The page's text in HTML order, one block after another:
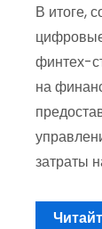
В итоге,
финтех-
на
затраты